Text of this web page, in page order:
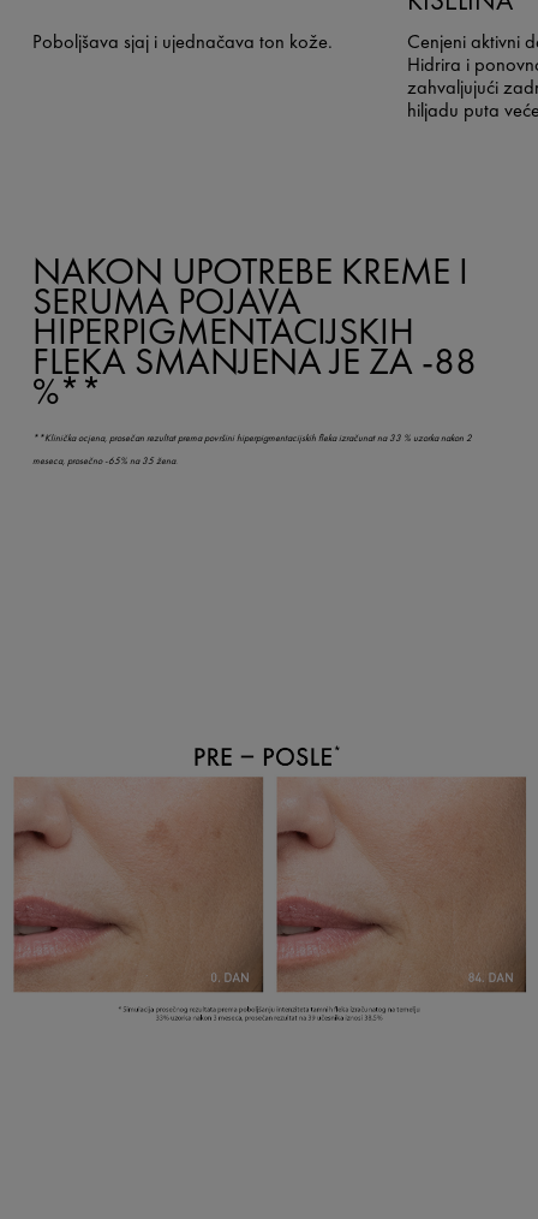
Poboljšava sjaj i ujednačava ton kože.
Cenjeni aktivni
Hidrira i
zahvaljujući
hiljadu puta
NAKON UPOTREBE KREME I
SERUMA POJAVA
HIPERPIGMENTACIJSKIH
FLEKA SMANJENA JE ZA -88
%**
**Klinička ocjena, prosečan rezultat prema površini hiperpigmentacijskih fleka izračunat na 33 % uzorka nakon 2
meseca, prosečno -65% na 35 žena.